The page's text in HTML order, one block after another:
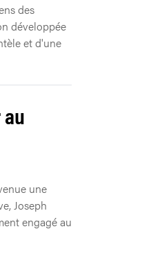
des
développée
et d'une
une
Joseph
engagé au